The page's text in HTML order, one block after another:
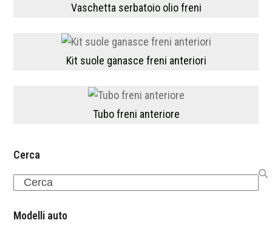
Vaschetta serbatoio olio freni
Kit suole ganasce freni anteriori
Tubo freni anteriore
Cerca
Search
Modelli auto